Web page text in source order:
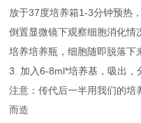
放于37度培养箱1-3分钟预热
倒置显微镜下观察细胞消化情
培养培养瓶，细胞随即脱落下
3. 加入6-8ml*培养基，吸出，
注意：传代后一半用我们的培
而造